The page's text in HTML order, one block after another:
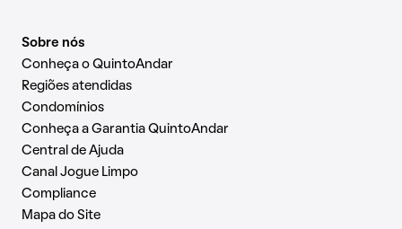
Sobre nós
Conheça o QuintoAndar
Regiões atendidas
Condomínios
Conheça a Garantia QuintoAndar
Central de Ajuda
Canal Jogue Limpo
Compliance
Mapa do Site